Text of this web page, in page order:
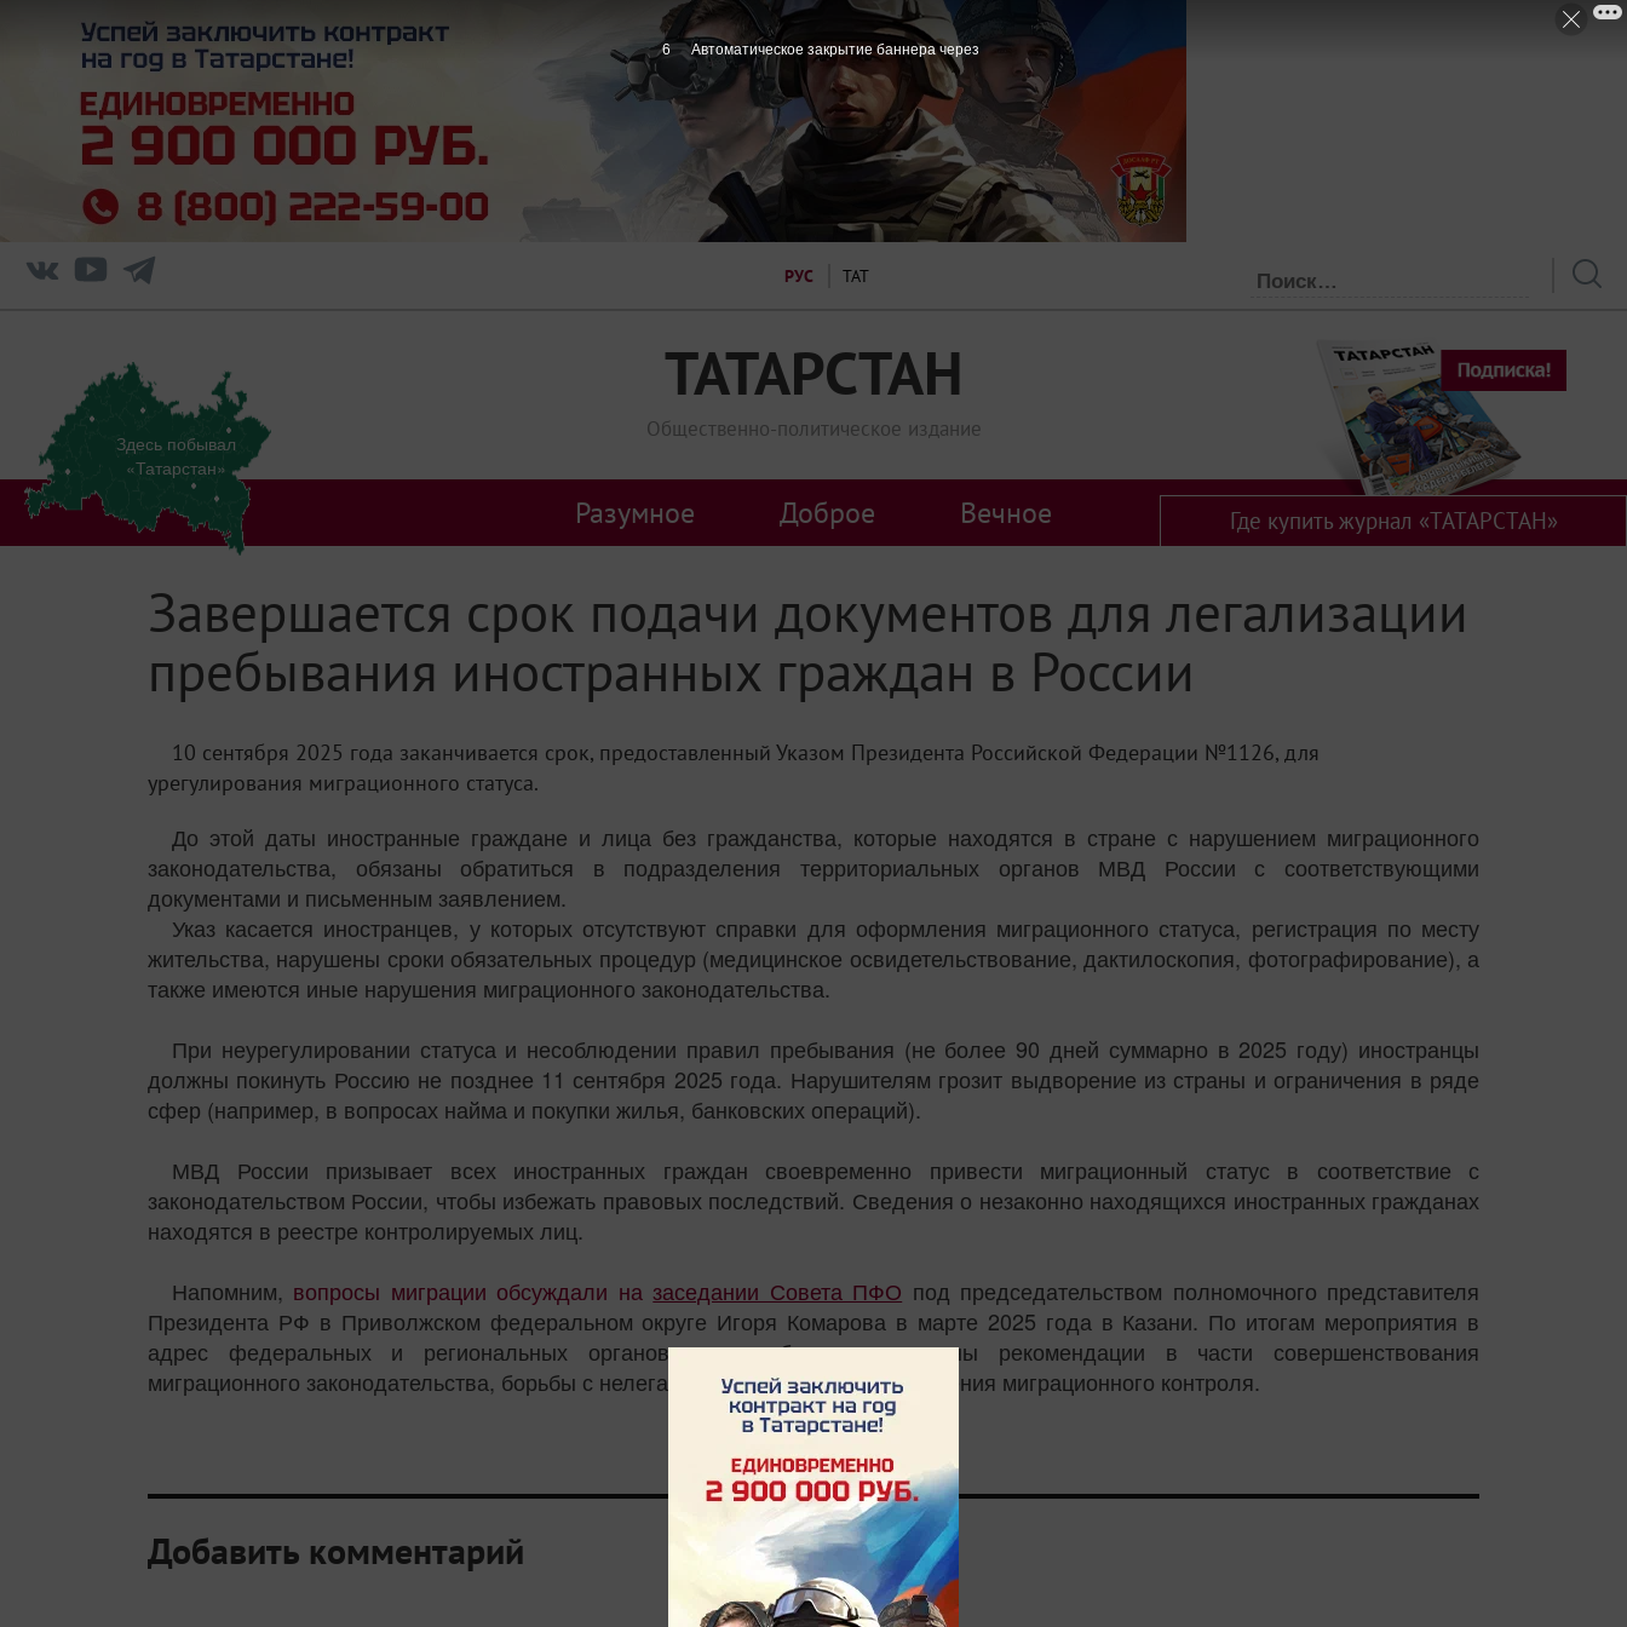
РУС ТАТ
ТАТАРСТАН
Общественно-политическое издание
Здесь побывал
«Татарстан»
Разумное Доброе Вечное Где купить журнал «ТАТАРСТАН»
Завершается срок подачи документов для легализации
пребывания иностранных граждан в России
10 сентября 2025 года заканчивается срок, предоставленный Указом Президента Российской Федерации №1126, для
урегулирования миграционного статуса.
До этой даты иностранные граждане и лица без гражданства, которые находятся в стране с нарушением миграционного
законодательства, обязаны обратиться в подразделения территориальных органов МВД России с соответствующими
документами и письменным заявлением.
Указ касается иностранцев, у которых отсутствуют справки для оформления миграционного статуса, регистрация по месту
жительства, нарушены сроки обязательных процедур (медицинское освидетельствование, дактилоскопия, фотографирование), а
также имеются иные нарушения миграционного законодательства.
При неурегулировании статуса и несоблюдении правил пребывания (не более 90 дней суммарно в 2025 году) иностранцы
должны покинуть Россию не позднее 11 сентября 2025 года. Нарушителям грозит выдворение из страны и ограничения в ряде
сфер (например, в вопросах найма и покупки жилья, банковских операций).
МВД России призывает всех иностранных граждан своевременно привести миграционный статус в соответствие с
законодательством России, чтобы избежать правовых последствий. Сведения о незаконно находящихся иностранных гражданах
находятся в реестре контролируемых лиц.
Напомним, вопросы миграции обсуждали на заседании Совета ПФО под председательством полномочного представителя
Президента РФ в Приволжском федеральном округе Игоря Комарова в марте 2025 года в Казани. По итогам мероприятия в
адрес федеральных и региональных органов власти были направлены рекомендации в части совершенствования
миграционного законодательства, борьбы с нелегальной миграцией и ужесточения миграционного контроля.
Добавить комментарий
6 Автоматическое закрытие баннера через